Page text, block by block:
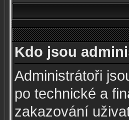
Kdo jsou
Administrátoři
po technické a
zakazování